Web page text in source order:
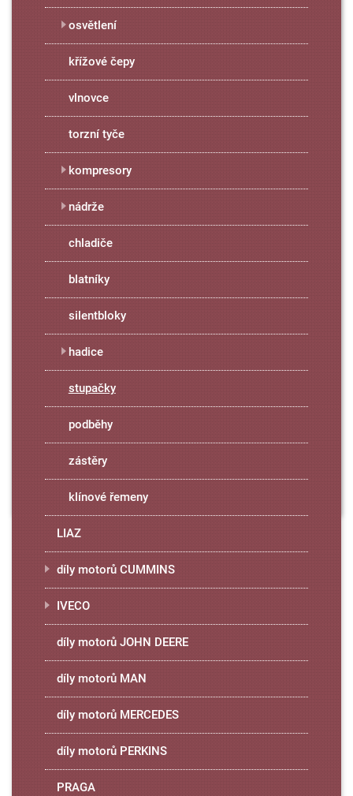
osvětlení
křížové čepy
vlnovce
torzní tyče
kompresory
nádrže
chladiče
blatníky
silentbloky
hadice
stupačky
podběhy
zástěry
klínové řemeny
LIAZ
díly motorů CUMMINS
IVECO
díly motorů JOHN DEERE
díly motorů MAN
díly motorů MERCEDES
díly motorů PERKINS
PRAGA